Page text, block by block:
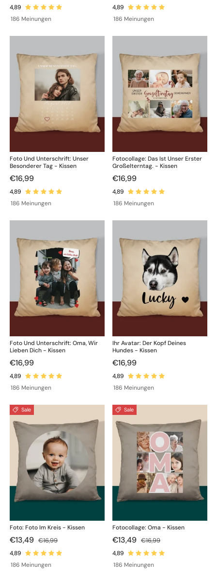
186 Meinungen 186 Meinungen
Foto Und Unterschrift: Unser
Besonderer Tag - Kissen
€16,99
186 Meinungen
Fotocollage: Das Ist Unser Erster
Großelterntag. - Kissen
€16,99
186 Meinungen
Foto Und Unterschrift: Oma, Wir
Lieben Dich - Kissen
€16,99
186 Meinungen
Ihr Avatar: Der Kopf Deines
Hundes - Kissen
€16,99
186 Meinungen
Sale
Foto: Foto Im Kreis - Kissen
€13,49 €16,99
186 Meinungen
Sale
Fotocollage: Oma - Kissen
€13,49 €16,99
186 Meinungen